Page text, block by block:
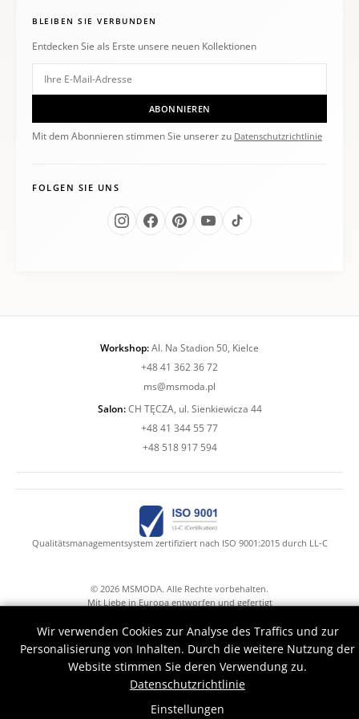
BLEIBEN SIE VERBUNDEN
Entdecken Sie als Erste unsere neuen Kollektionen
ABONNIEREN
Mit dem Abonnieren stimmen Sie unserer zu Datenschutzrichtlinie
FOLGEN SIE UNS
Workshop:Al. Na Stadion 50, Kielce
+48 41 362 36 72
ms@msmoda.pl
Salon:CH TĘCZA, ul. Sienkiewicza 44
+48 41 344 55 77
+48 518 917 594
Qualitätsmanagementsystem zertifiziert nach ISO 9001:2015 durch LL-C
© 2026 MSMODA. Alle Rechte vorbehalten.
Mit Liebe in Europa entworfen und gefertigt
Wir verwenden Cookies zur Analyse des Traffics und zur
Personalisierung von Inhalten. Durch die weitere Nutzung der
Website stimmen Sie deren Verwendung zu.
Datenschutzrichtlinie
Einstellungen